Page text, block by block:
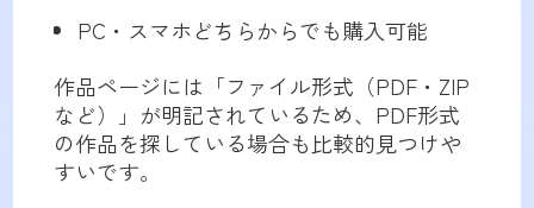
PC・スマホどちらからでも購入可能
作品ページには「ファイル形式（PDF・ZIP
など）」が明記されているため、PDF形式
の作品を探している場合も比較的見つけや
すいです。